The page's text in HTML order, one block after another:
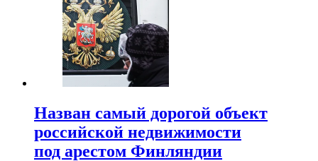
Назван самый дорогой объект
российской недвижимости
под арестом Финляндии